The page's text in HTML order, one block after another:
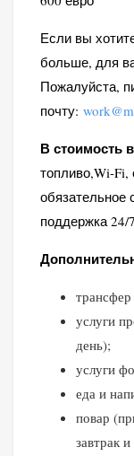
Если вы
больше, для
Пожалуйста,
почту:
В стоимость
топливо,Wi-Fi,
обязательное
поддержка 24/
услуги
день);
услуги
еда и
повар
завтрак